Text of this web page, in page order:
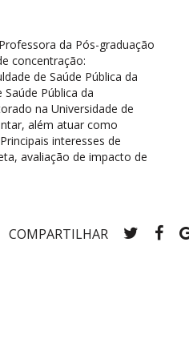
da Pós-graduação
concentração:
de Saúde Pública da
Pública da
na Universidade de
além atuar como
interesses de
avaliação de impacto de
COMPARTILHAR